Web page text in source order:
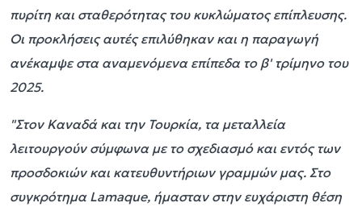
πυρίτη και σταθερότητας του κυκλώματος επίπλευσης.
Οι προκλήσεις αυτές επιλύθηκαν και η παραγωγή
ανέκαμψε στα αναμενόμενα επίπεδα το β' τρίμηνο του
2025.
"Στον Καναδά και την Τουρκία, τα μεταλλεία
λειτουργούν σύμφωνα με το σχεδιασμό και εντός των
προσδοκιών και κατευθυντήριων γραμμών μας. Στο
συγκρότημα Lamaque, ήμασταν στην ευχάριστη θέση